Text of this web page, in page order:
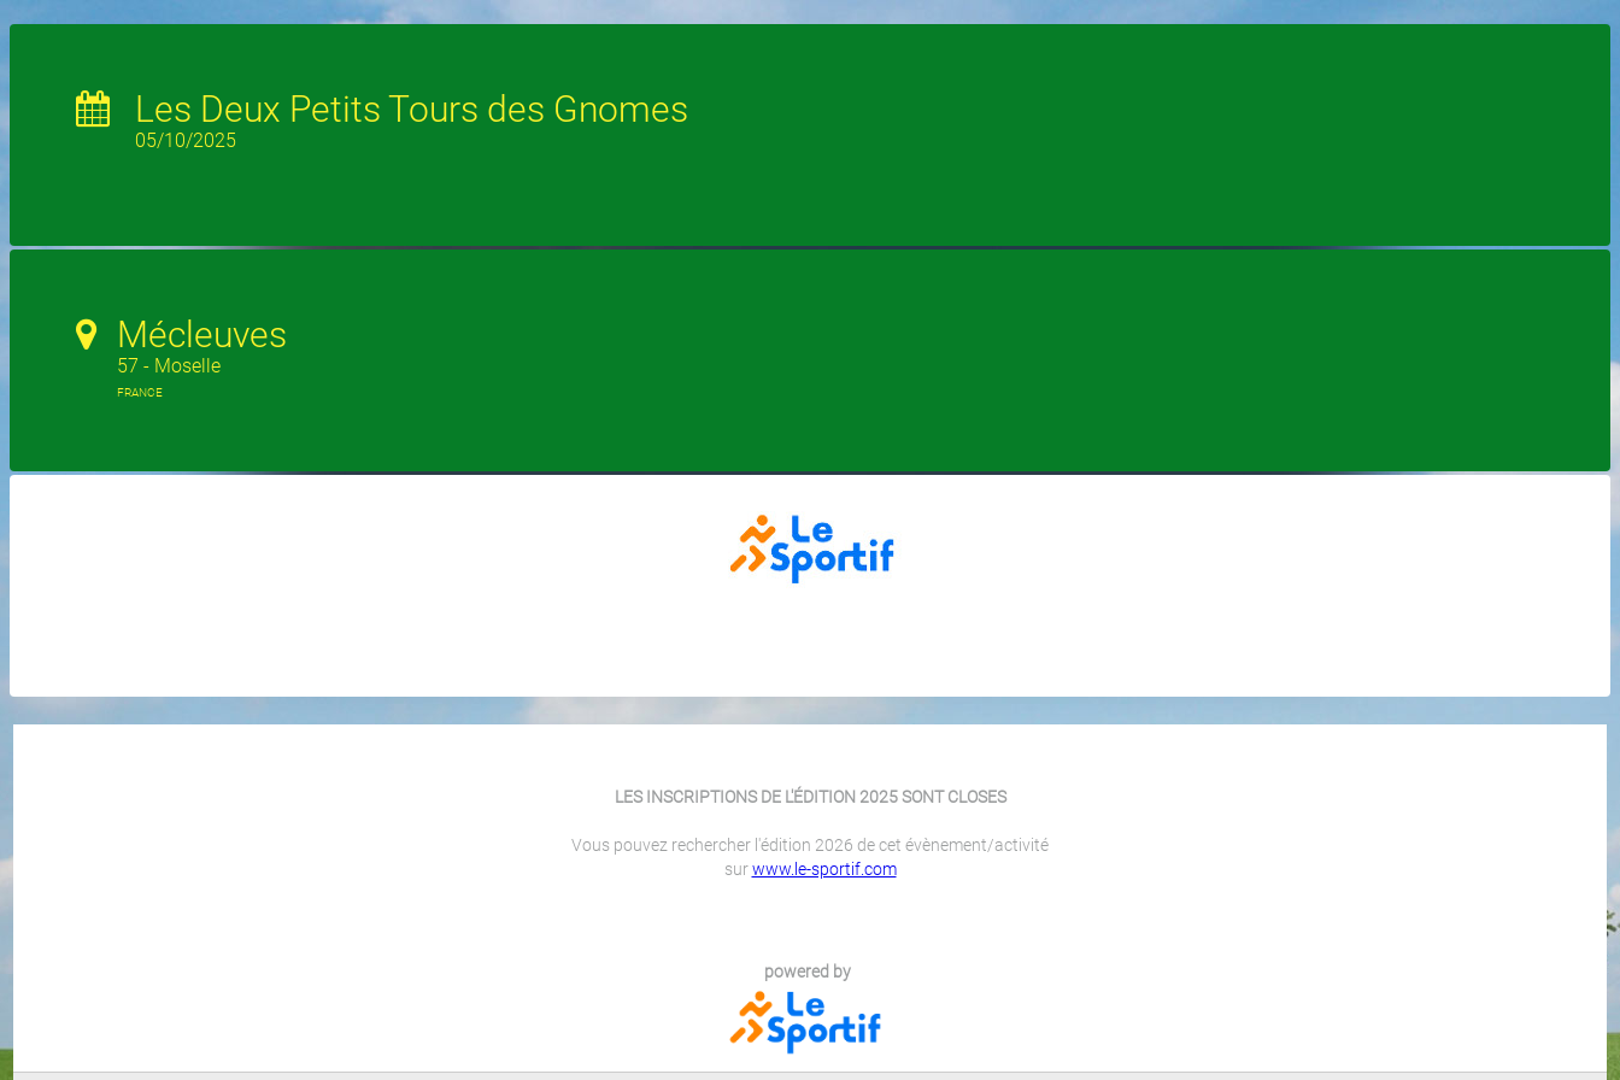
Les Deux Petits Tours des Gnomes
05/10/2025
Mécleuves
57 - Moselle
FRANCE
LES INSCRIPTIONS DE L'ÉDITION 2025 SONT CLOSES
Vous pouvez rechercher l'édition 2026 de cet évènement/activité
surwww.le-sportif.com
powered by